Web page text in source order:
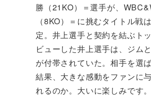
勝（21KO）＝選手が、
（8KO）＝に挑むタイトル
定。井上選手と契約を結ぶト
ビューした井上選手は、ジム
が付帯されていた。相手を選
結果、大きな感動をファンに
れるのか。大いに楽しみです